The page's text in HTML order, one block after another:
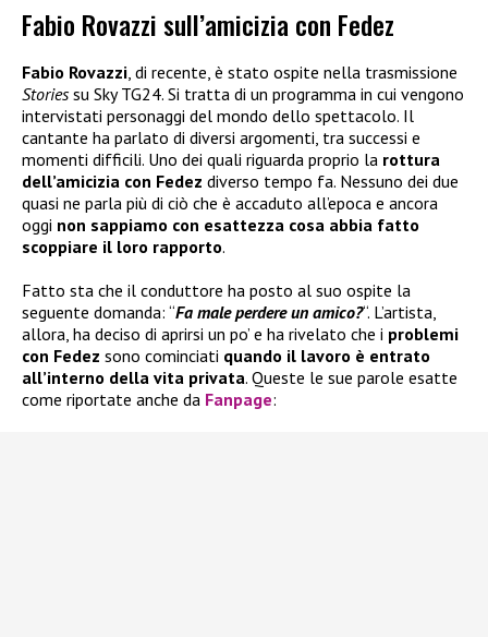
Fabio Rovazzi sull’amicizia con Fedez
Fabio Rovazzi, di recente, è stato ospite nella trasmissione
Storiessu Sky TG24. Si tratta di un programma in cui vengono
intervistati personaggi del mondo dello spettacolo. Il
cantante ha parlato di diversi argomenti, tra successi e
momenti difficili. Uno dei quali riguarda proprio la rottura
dell’amicizia con Fedez diverso tempo fa. Nessuno dei due
quasi ne parla più di ciò che è accaduto all’epoca e ancora
oggi non sappiamo con esattezza cosa abbia fatto
scoppiare il loro rapporto.
Fatto sta che il conduttore ha posto al suo ospite la
seguente domanda: “Fa male perdere un amico?“. L’artista,
allora, ha deciso di aprirsi un po’ e ha rivelato che i problemi
con Fedez sono cominciati quando il lavoro è entrato
all’interno della vita privata. Queste le sue parole esatte
come riportate anche da Fanpage: